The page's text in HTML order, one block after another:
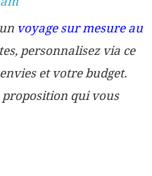
voyage sur mesure au
personnalisez via ce
et votre budget.
qui vous